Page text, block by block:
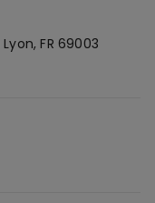
Lyon, FR69003